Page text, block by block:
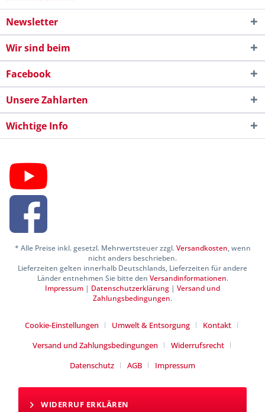
Newsletter
Wir sind beim
Facebook
Unsere Zahlarten
Wichtige Info
* Alle Preise inkl. gesetzl. Mehrwertsteuer zzgl.Versandkosten, wenn
nicht anders beschrieben.
Lieferzeiten gelten innerhalb Deutschlands, Lieferzeiten für andere
Länder entnehmen Sie bitte den Versandinformationen.
Impressum | Datenschutzerklärung | Versand und
Zahlungsbedingungen.
Cookie-Einstellungen Umwelt & Entsorgung
Kontakt
Versand und Zahlungsbedingungen
Widerrufsrecht
Datenschutz
AGB Impressum
WIDERRUF ERKLÄREN